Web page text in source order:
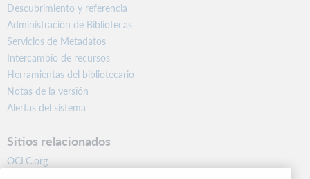
Descubrimiento y referencia
Administración de Bibliotecas
Servicios de Metadatos
Intercambio de recursos
Herramientas del bibliotecario
Notas de la versión
Alertas del sistema
Sitios relacionados
OCLC.org